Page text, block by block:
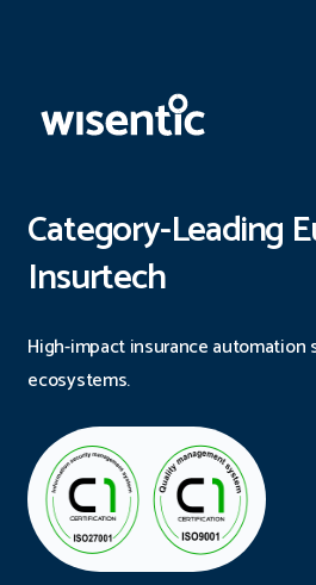
Category-Leading
Insurtech
High-impact insurance automation
ecosystems.